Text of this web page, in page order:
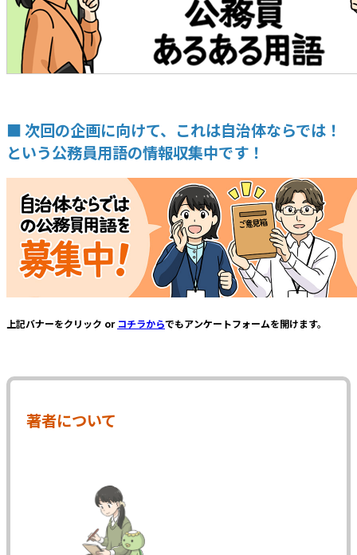
■ 次回の企画に向けて、これは自治体ならでは！
という公務員用語の情報収集中です！
上記バナーをクリック or コチラからでもアンケートフォームを開けます。
著者について